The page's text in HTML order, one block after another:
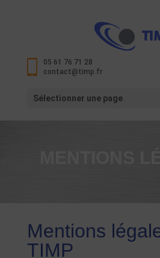
05 61 76 71 28
contact@timp.fr
Sélectionner une page
Mentions
TIMP